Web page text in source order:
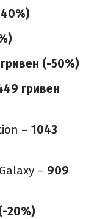
(-50%)
гривен
– 1043
– 909
20%)